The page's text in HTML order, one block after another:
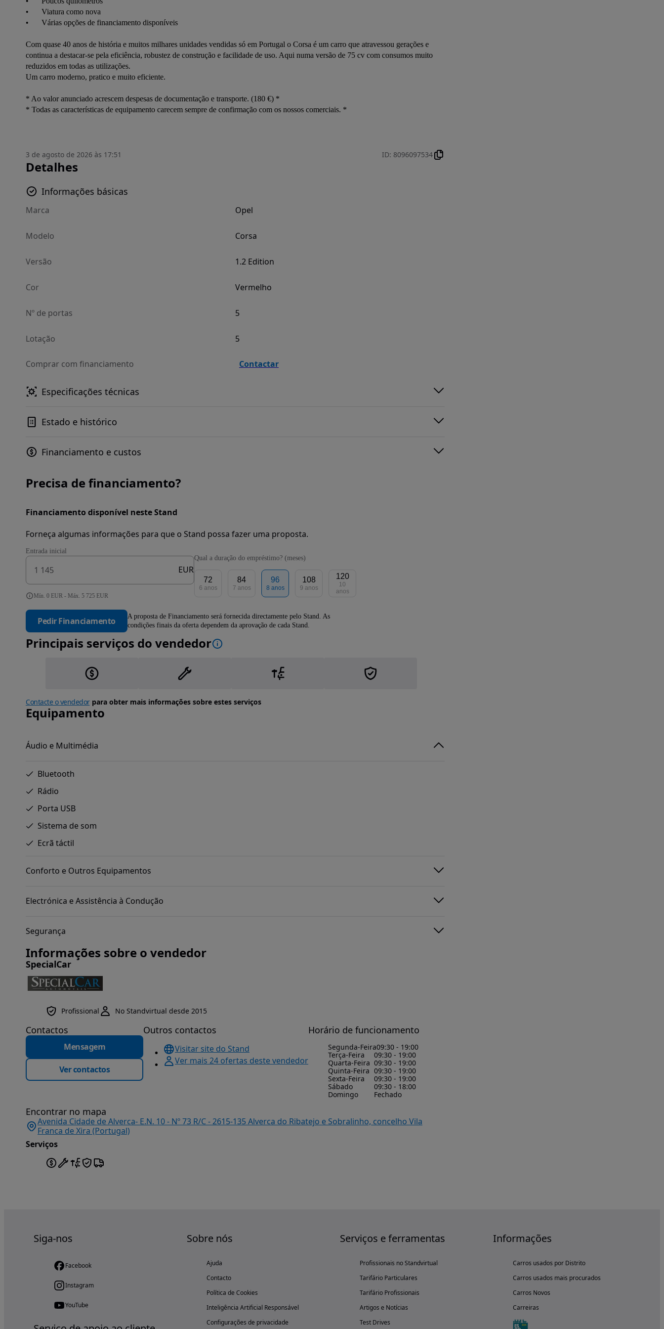
•	Viatura como nova
•	Várias opções de financiamento disponíveis
Com quase 40 anos de história e muitos milhares unidades vendidas só em Portugal o Corsa é um carro que atravessou gerações e
continua a destacar-se pela eficiência, robustez de construção e facilidade de uso. Aqui numa versão de 75 cv com consumos muito
reduzidos em todas as utilizações.
Um carro moderno, pratico e muito eficiente.
* Ao valor anunciado acrescem despesas de documentação e transporte. (180 €) *
3 de agosto de 2026 às 17:51 ID: 8096097534
Detalhes
Informações básicas
Marca Opel
Modelo Corsa
Versão 1.2 Edition
Cor Vermelho
Nº de portas 5
Lotação 5
Comprar com financiamento Contactar
Especificações técnicas
Estado e histórico
Financiamento e custos
Precisa de financiamento?
Financiamento disponível neste Stand
Forneça algumas informações para que o Stand possa fazer uma proposta.
Entrada inicial
EUR
Mín. 0 EUR - Máx. 5 725 EUR
Qual a duração do empréstimo? (meses)
72
6 anos
84
7 anos
96
8 anos
108
9 anos
120
10
anos
Pedir Financiamento
A proposta de Financiamento será fornecida directamente pelo Stand. As
condições finais da oferta dependem da aprovação de cada Stand.
Principais serviços do vendedor
Contacte o vendedorpara obter mais informações sobre estes serviços
Equipamento
Áudio e Multimédia
Bluetooth
Rádio
Porta USB
Sistema de som
Ecrã táctil
Conforto e Outros Equipamentos
Electrónica e Assistência à Condução
Segurança
Informações sobre o vendedor
SpecialCar
Profissional No Standvirtual desde 2015
Contactos
Mensagem
Ver contactos
Outros contactos
Visitar site do Stand
Ver mais 24 ofertas deste vendedor
Horário de funcionamento
Segunda-Feira09:30 - 19:00
Terça-Feira
09:30 - 19:00
Quarta-Feira 09:30 - 19:00
Quinta-Feira 09:30 - 19:00
Sexta-Feira
09:30 - 19:00
Sábado
09:30 - 18:00
Domingo
Fechado
Encontrar no mapa
Avenida Cidade de Alverca- E.N. 10 - Nº 73 R/C - 2615-135 Alverca do Ribatejo e Sobralinho, concelho Vila
Franca de Xira (Portugal)
Serviços
Siga-nos
Facebook
Instagram
YouTube
Sobre nós
Ajuda
Contacto
Política de Cookies
Inteligência Artificial Responsável
Configurações de privacidade
Serviços e ferramentas
Profissionais no Standvirtual
Tarifário Particulares
Tarifário Profissionais
Artigos e Notícias
Test Drives
Informações
Carros usados por Distrito
Carros usados mais procurados
Carros Novos
Carreiras